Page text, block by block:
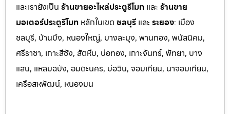
และเรายังเป็น ร้านขายอะไหล่ประตูรีโมท และ ร้านขาย
มอเตอร์ประตูรีโมท หลักในเขต ชลบุรี และ ระยอง: เมือง
ชลบุรี, บ้านบึง, หนองใหญ่, บางละมุง, พานทอง, พนัสนิคม,
ศรีราชา, เกาะสีชัง, สัตหีบ, บ่อทอง, เกาะจันทร์, พัทยา, บาง
แสน, แหลมฉบัง, อมตะนคร, บ่อวิน, จอมเทียน, นาจอมเทียน,
เครือสหพัฒน์, หนองมน